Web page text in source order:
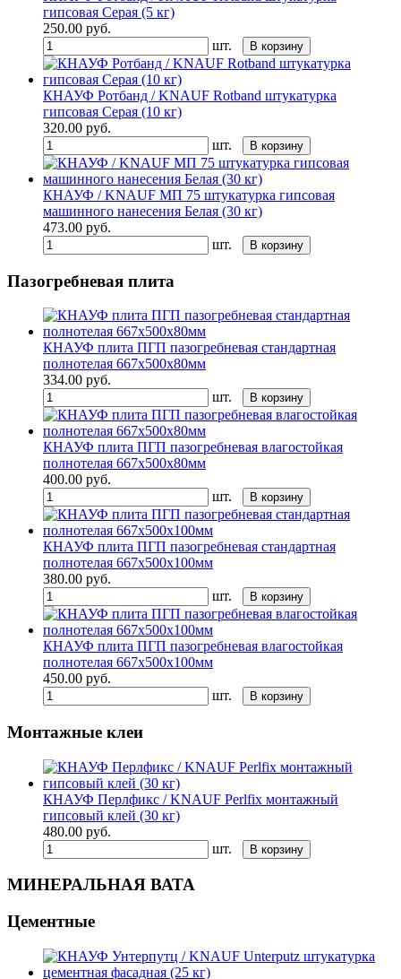
гипсовая Серая (5 кг)
250.00 руб.
шт.
В корзину
КНАУФ Ротбанд / KNAUF Rotband штукатурка
гипсовая Серая (10 кг)
320.00 руб.
шт.
В корзину
КНАУФ / KNAUF МП 75 штукатурка гипсовая
машинного нанесения Белая (30 кг)
473.00 руб.
шт.
В корзину
Пазогребневая плита
КНАУФ плита ПГП пазогребневая стандартная
полнотелая 667х500х80мм
334.00 руб.
шт.
В корзину
КНАУФ плита ПГП пазогребневая влагостойкая
полнотелая 667х500х80мм
400.00 руб.
шт.
В корзину
КНАУФ плита ПГП пазогребневая стандартная
полнотелая 667х500х100мм
380.00 руб.
шт.
В корзину
КНАУФ плита ПГП пазогребневая влагостойкая
полнотелая 667х500х100мм
450.00 руб.
шт.
В корзину
Монтажные клеи
КНАУФ Перлфикс / KNAUF Perlfix монтажный
гипсовый клей (30 кг)
480.00 руб.
шт.
В корзину
МИНЕРАЛЬНАЯ ВАТА
Цементные